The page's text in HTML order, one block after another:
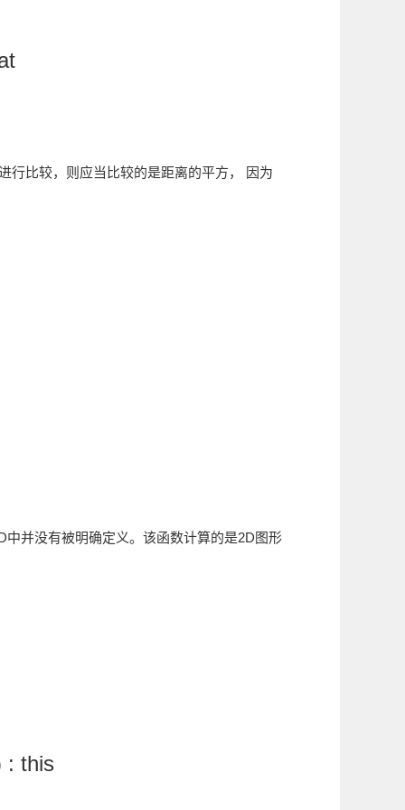
行比较，则应当比较的是距离的平方， 因为
中并没有被明确定义。该函数计算的是2D图形
: this